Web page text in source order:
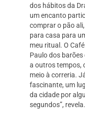
dos hábitos da
um encanto
comprar o pão
para casa para
meu ritual. O
Paulo dos
a outros tempos,
meio à correria.
fascinante, um
da cidade por
segundos”, revela.